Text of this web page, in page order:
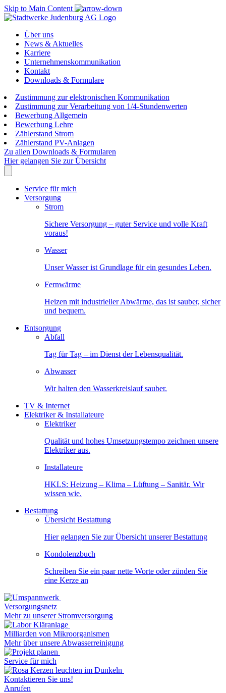
Skip to Main Content
Über uns
News & Aktuelles
Karriere
Unternehmenskommunikation
Kontakt
Downloads & Formulare
Zustimmung zur elektronischen Kommunikation
Zustimmung zur Verarbeitung von 1/4-Stundenwerten
Bewerbung Allgemein
Bewerbung Lehre
Zählerstand Strom
Zählerstand PV-Anlagen
Zu allen Downloads & Formularen
Hier gelangen Sie zur Übersicht
Service für mich
Versorgung
Strom
Sichere Versorgung – guter Service und volle Kraft
voraus!
Wasser
Unser Wasser ist Grundlage für ein gesundes Leben.
Fernwärme
Heizen mit industrieller Abwärme, das ist sauber, sicher
und bequem.
Entsorgung
Abfall
Tag für Tag – im Dienst der Lebensqualität.
Abwasser
Wir halten den Wasserkreislauf sauber.
TV & Internet
Elektriker & Installateure
Elektriker
Qualität und hohes Umsetzungstempo zeichnen unsere
Elektriker aus.
Installateure
HKLS: Heizung – Klima – Lüftung – Sanitär. Wir
wissen wie.
Bestattung
Übersicht Bestattung
Hier gelangen Sie zur Übersicht unserer Bestattung
Kondolenzbuch
Schreiben Sie ein paar nette Worte oder zünden Sie
eine Kerze an
Versorgungsnetz
Mehr zu unserer Stromversorgung
Milliarden von Mikroorganismen
Mehr über unsere Abwasserreinigung
Service für mich
Kontaktieren Sie uns!
Anrufen